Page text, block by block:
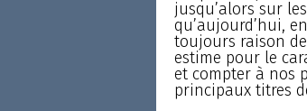
jusqu’alors sur
qu’aujourd’hui,
toujours raison
estime pour le
et compter à nos
principaux titres